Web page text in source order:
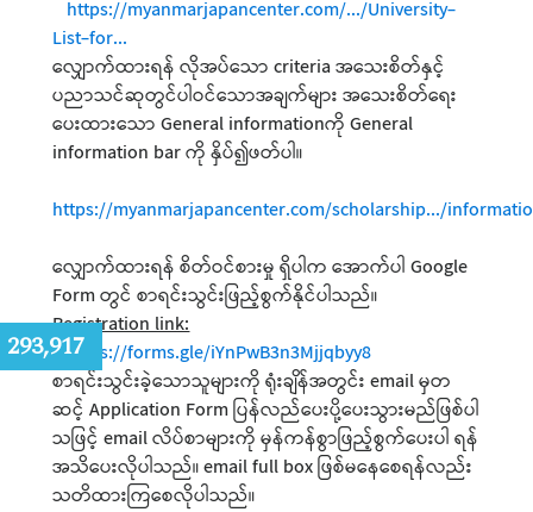
https://myanmarjapancenter.com/.../University-
List-for...
လျှောက်ထားရန် လိုအပ်သော criteria အသေးစိတ်နှင့်
ပညာသင်ဆုတွင်ပါဝင်သောအချက်များ အသေးစိတ်ရေး
ပေးထားသော General informationကို General
information bar ကို နှိပ်၍ဖတ်ပါ။
https://myanmarjapancenter.com/scholarship.../
လျှောက်ထားရန် စိတ်ဝင်စားမှု ရှိပါက အောက်ပါ Google
Form တွင် စာရင်းသွင်းဖြည့်စွက်နိုင်ပါသည်။
Registration link:
https://forms.gle/iYnPwB3n3Mjjqbyy8
စာရင်းသွင်းခဲ့သောသူများကို ရုံးချိန်အတွင်း email မှတ
ဆင့် Application Form ပြန်လည်ပေးပို့ပေးသွားမည်ဖြစ်ပါ
သဖြင့် email လိပ်စာများကို မှန်ကန်စွာဖြည့်စွက်ပေးပါ ရန်
အသိပေးလိုပါသည်။ email full box ဖြစ်မနေစေရန်လည်း
သတိထားကြစေလိုပါသည်။
293,917